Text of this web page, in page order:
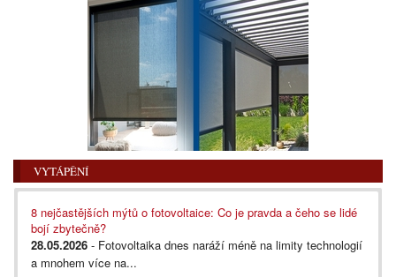
VYTÁPĚNÍ
8 nejčastějších mýtů o fotovoltaice: Co je pravda a čeho se lidé
bojí zbytečně?
28.05.2026 - Fotovoltaika dnes naráží méně na limity technologií
a mnohem více na...